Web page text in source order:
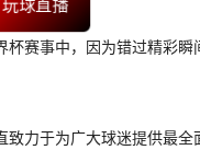
玩球直播
赛事中，因为错过精彩
力于为广大球迷提供最